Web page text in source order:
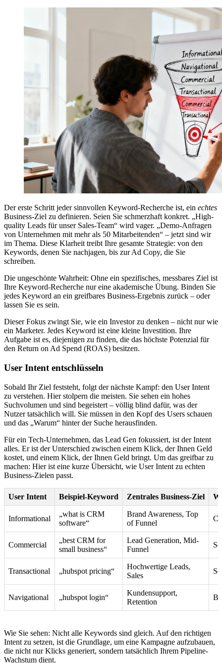
Der erste Schritt jeder sinnvollen Keyword-Recherche ist, ein echtes
Business-Ziel zu definieren. Seien Sie schmerzhaft konkret. „High-
quality Leads für unser Sales-Team“ wird vager. „Demo-Anfragen
von Unternehmen mit mehr als 50 Mitarbeitenden“ – jetzt sind wir
im Thema. Diese Klarheit treibt Ihre gesamte Strategie: von den
Keywords, denen Sie nachjagen, bis zur Ad Copy, die Sie
schreiben.
Die ungeschönte Wahrheit: Ohne ein spezifisches, messbares Ziel ist
Ihre Keyword-Recherche nur eine akademische Übung. Binden Sie
jedes Keyword an ein greifbares Business-Ergebnis zurück – oder
lassen Sie es sein.
Dieser Fokus zwingt Sie, wie ein Investor zu denken – nicht nur wie
ein Marketer. Jedes Keyword ist eine kleine Investition. Ihre
Aufgabe ist es, diejenigen zu finden, die das höchste Potenzial für
den Return on Ad Spend (ROAS) besitzen.
User Intent entschlüsseln
Sobald Ihr Ziel feststeht, folgt der nächste Kampf: den User Intent
zu verstehen. Hier stolpern die meisten. Sie sehen ein hohes
Suchvolumen und sind begeistert – völlig blind dafür, was der
Nutzer tatsächlich will. Sie müssen in den Kopf des Users schauen
und das „Warum“ hinter der Suche herausfinden.
Für ein Tech-Unternehmen, das Lead Gen fokussiert, ist der Intent
alles. Er ist der Unterschied zwischen einem Klick, der Ihnen Geld
kostet, und einem Klick, der Ihnen Geld bringt. Um das greifbar zu
machen: Hier ist eine kurze Übersicht, wie User Intent zu echten
Business-Zielen passt.
User Intent Beispiel-Keyword Zentrales Business-Ziel
Informational
„what is CRM
software“
Brand Awareness, Top
of Funnel
Commercial
„best CRM for
small business“
Lead Generation, Mid-
Funnel
Transactional „hubspot pricing“
Hochwertige Leads,
Sales
Navigational „hubspot login“
Kundensupport,
Retention
Wie Sie sehen: Nicht alle Keywords sind gleich. Auf den richtigen
Intent zu setzen, ist die Grundlage, um eine Kampagne aufzubauen,
die nicht nur Klicks generiert, sondern tatsächlich Ihrem Pipeline-
Wachstum dient.